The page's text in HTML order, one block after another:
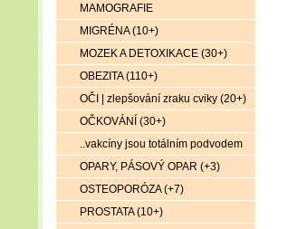
MAMOGRAFIE
MIGRÉNA (10+)
MOZEK A DETOXIKACE (30+)
OBEZITA (110+)
OČI | zlepšování zraku cviky (20+)
OČKOVÁNÍ (30+)
..vakcíny jsou totálním podvodem
OPARY, PÁSOVÝ OPAR (+3)
OSTEOPORÓZA (+7)
PROSTATA (10+)